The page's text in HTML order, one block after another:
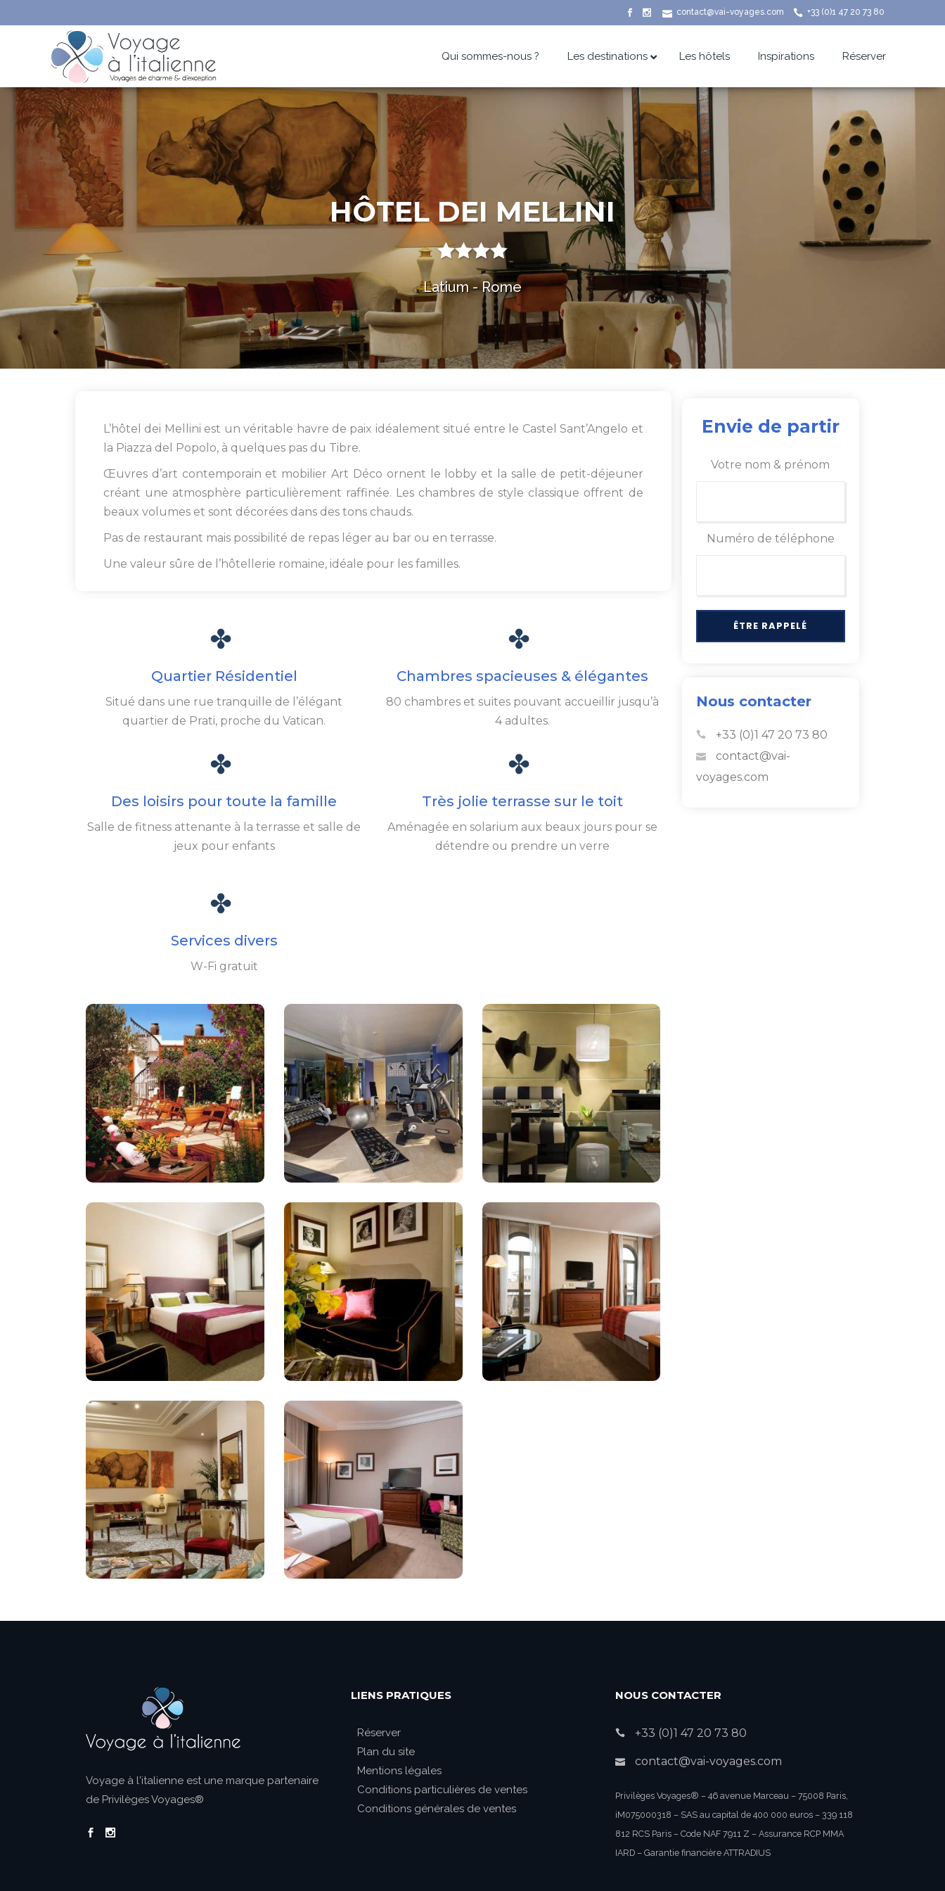
contact@vai-voyages.com +33 (0)1 47 20 73 80
Qui sommes-nous ? Les destinations Les hôtels Inspirations Réserver
HÔTEL DEI MELLINI
Latium - Rome
L’hôtel dei Mellini est un véritable havre de paix idéalement situé entre le Castel Sant’Angelo et
la Piazza del Popolo, à quelques pas du Tibre.
Œuvres d’art contemporain et mobilier Art Déco ornent le lobby et la salle de petit-déjeuner
créant une atmosphère particulièrement raffinée. Les chambres de style classique offrent de
beaux volumes et sont décorées dans des tons chauds.
Pas de restaurant mais possibilité de repas léger au bar ou en terrasse.
Une valeur sûre de l’hôtellerie romaine, idéale pour les familles.
Quartier Résidentiel
Situé dans une rue tranquille de l’élégant
quartier de Prati, proche du Vatican.
Chambres spacieuses & élégantes
80 chambres et suites pouvant accueillir jusqu’à
4 adultes.
Des loisirs pour toute la famille
Salle de fitness attenante à la terrasse et salle de
jeux pour enfants
Très jolie terrasse sur le toit
Aménagée en solarium aux beaux jours pour se
détendre ou prendre un verre
Services divers
W-Fi gratuit
Envie de partir
Votre nom & prénom
Numéro de téléphone
Nous contacter
+33 (0)1 47 20 73 80
contact@vai-
voyages.com
Voyage à l'italienne est une marque partenaire
de Privilèges Voyages®
LIENS PRATIQUES
Réserver
Plan du site
Mentions légales
Conditions particulières de ventes
Conditions générales de ventes
NOUS CONTACTER
+33 (0)1 47 20 73 80
contact@vai-voyages.com
Privilèges Voyages® – 46 avenue Marceau – 75008 Paris,
iM075000318 – SAS au capital de 400 000 euros – 339 118
812 RCS Paris – Code NAF 7911 Z – Assurance RCP MMA
IARD – Garantie financière ATTRADIUS